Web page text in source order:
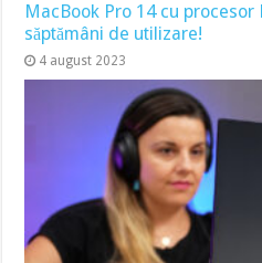
MacBook Pro 14 cu procesor
săptămâni de utilizare!
4 august 2023